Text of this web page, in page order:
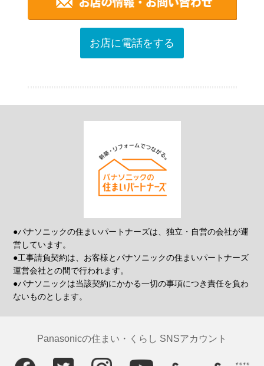
お店に電話をする
●パナソニックの住まいパートナーズは、独立・自営の会社が運
営しています。
●工事請負契約は、お客様とパナソニックの住まいパートナーズ
運営会社との間で行われます。
●パナソニックは当該契約にかかる一切の事項につき責任を負わ
ないものとします。
Panasonicの住まい・くらし SNSアカウント